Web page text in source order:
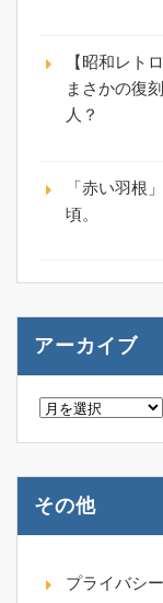
【昭和レト
まさかの復
人？
「赤い羽根
頃。
アーカイブ
ア
イ
ブ
その他
プライバシ